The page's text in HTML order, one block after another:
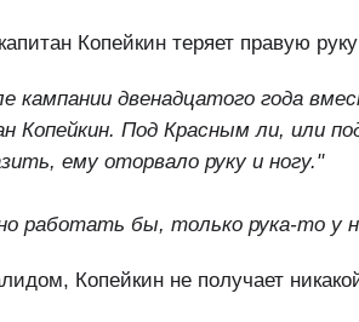
Копейкин теряет правую
кампании двенадцатого года
Копейкин. Под Красным ли, или
ему оторвало руку и ногу."
работать бы, только рука-то у
Копейкин не получает